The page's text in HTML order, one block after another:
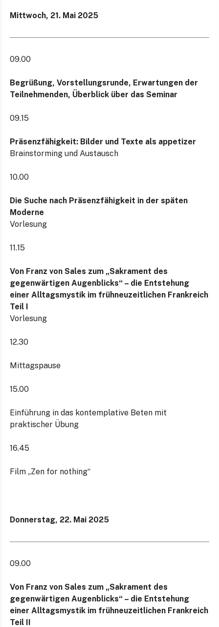
Mittwoch, 21. Mai 2025
09.00
Begrüßung, Vorstellungsrunde, Erwartungen der
Teilnehmenden, Überblick über das Seminar
09.15
Präsenzfähigkeit: Bilder und Texte als appetizer
Brainstorming und Austausch
10.00
Die Suche nach Präsenzfähigkeit in der späten
Moderne
Vorlesung
11.15
Von Franz von Sales zum „Sakrament des
gegenwärtigen Augenblicks“ – die Entstehung
einer Alltagsmystik im frühneuzeitlichen Frankreich
Teil I
Vorlesung
12.30
Mittagspause
15.00
Einführung in das kontemplative Beten mit
praktischer Übung
16.45
Film „Zen for nothing“
Donnerstag, 22. Mai 2025
09.00
Von Franz von Sales zum „Sakrament des
gegenwärtigen Augenblicks“ – die Entstehung
einer Alltagsmystik im frühneuzeitlichen Frankreich
Teil II